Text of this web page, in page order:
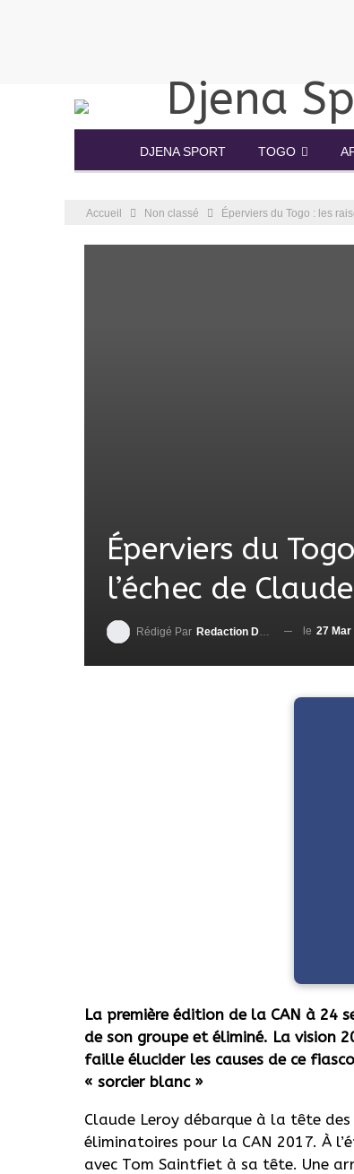
DJENA SPORT TOGO
Accueil Non classé Éperviers du Togo : les
Éperviers du
l’échec de
Rédigé Par Redaction DjenaSport le 27 Mar
La première édition de la CAN à 24
de son groupe et éliminé. La vision
faille élucider les causes de ce
« sorcier blanc »
Claude Leroy débarque à la tête
éliminatoires pour la CAN 2017. À
avec Tom Saintfiet à sa tête. Une